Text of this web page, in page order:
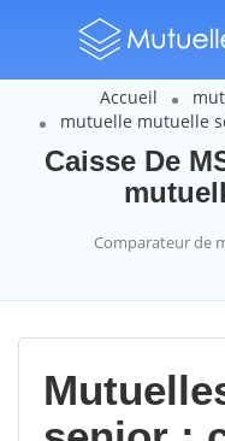
Accueil
mutuelle mutuelle
Caisse De
Comparateur de